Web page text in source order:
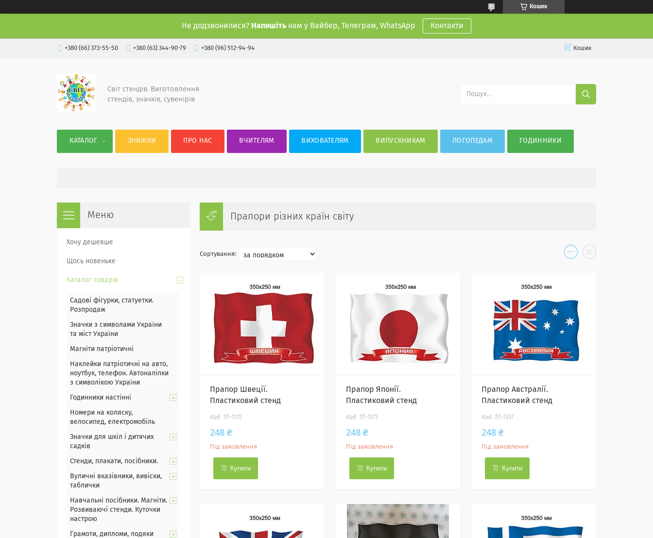
Кошик
Не додзвонилися? Напишіть нам у Вайбер, Телеграм, WhatsApp Контакти
+380 (66) 373-55-50 +380 (63) 344-90-79 +380 (96) 512-94-94 Кошик
Світ стендів. Виготовлення
стендів, значків, сувенірів
КАТАЛОГ ЗНИЖКИ ПРО НАС ВЧИТЕЛЯМ ВИХОВАТЕЛЯМ ВИПУСКНИКАМ ЛОГОПЕДАМ ГОДИННИКИ
Прапори різних країн світу
Прапор Швеції.
Пластиковий стенд
ТЛ-1372
248 ₴
Під замовлення
Купити
Прапор Японії.
Пластиковий стенд
ТЛ-1373
248 ₴
Під замовлення
Купити
Прапор Австралії.
Пластиковий стенд
ТЛ-1357
248 ₴
Під замовлення
Купити
Хочу дешевше
Щось новеньке
Каталог товарів
Садові фігурки, статуетки.
Розпродаж
Значки з символами України
та міст України
Магніти патріотичні
Наклейки патріотичні на авто,
ноутбук, телефон. Автоналіпки
з символікою України
Годинники настінні
Номери на коляску,
велосипед, електромобіль
Значки для шкіл і дитячих
садків
Стенди, плакати, посібники.
Вуличні вказівники, вивіски,
таблички
Навчальні посібники. Магніти.
Розвиваючі стенди. Куточки
настрою
Грамоти, дипломи, подяки